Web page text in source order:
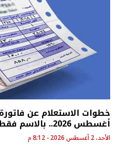
خطوات الاستعلام عن
أغسطس 2026.. بالاسم فقط
الأحد، 2 أغسطس 2026 - 8:12 م